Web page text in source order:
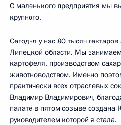
С маленького предприятия мы
крупного.
Сегодня у нас 80 тысяч
Липецкой области. Мы
картофеля, производством
животноводством. Именно
практически всех отраслевых
Владимир Владимирович,
палате в пятом созыве создана
руководителем которой я стала.